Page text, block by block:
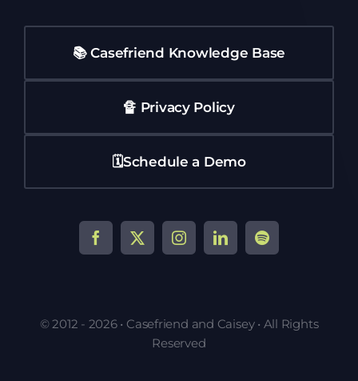
📚 Casefriend Knowledge Base
🔏 Privacy Policy
🗓️Schedule a Demo
© 2012 - 2026 • Casefriend and Caisey • All Rights
Reserved